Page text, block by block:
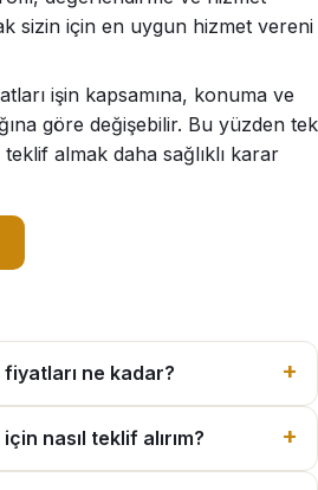
sizin için en uygun hizmet vereni
işin kapsamına, konuma ve
göre değişebilir. Bu yüzden tek
almak daha sağlıklı karar
ne kadar?
nasıl teklif alırım?